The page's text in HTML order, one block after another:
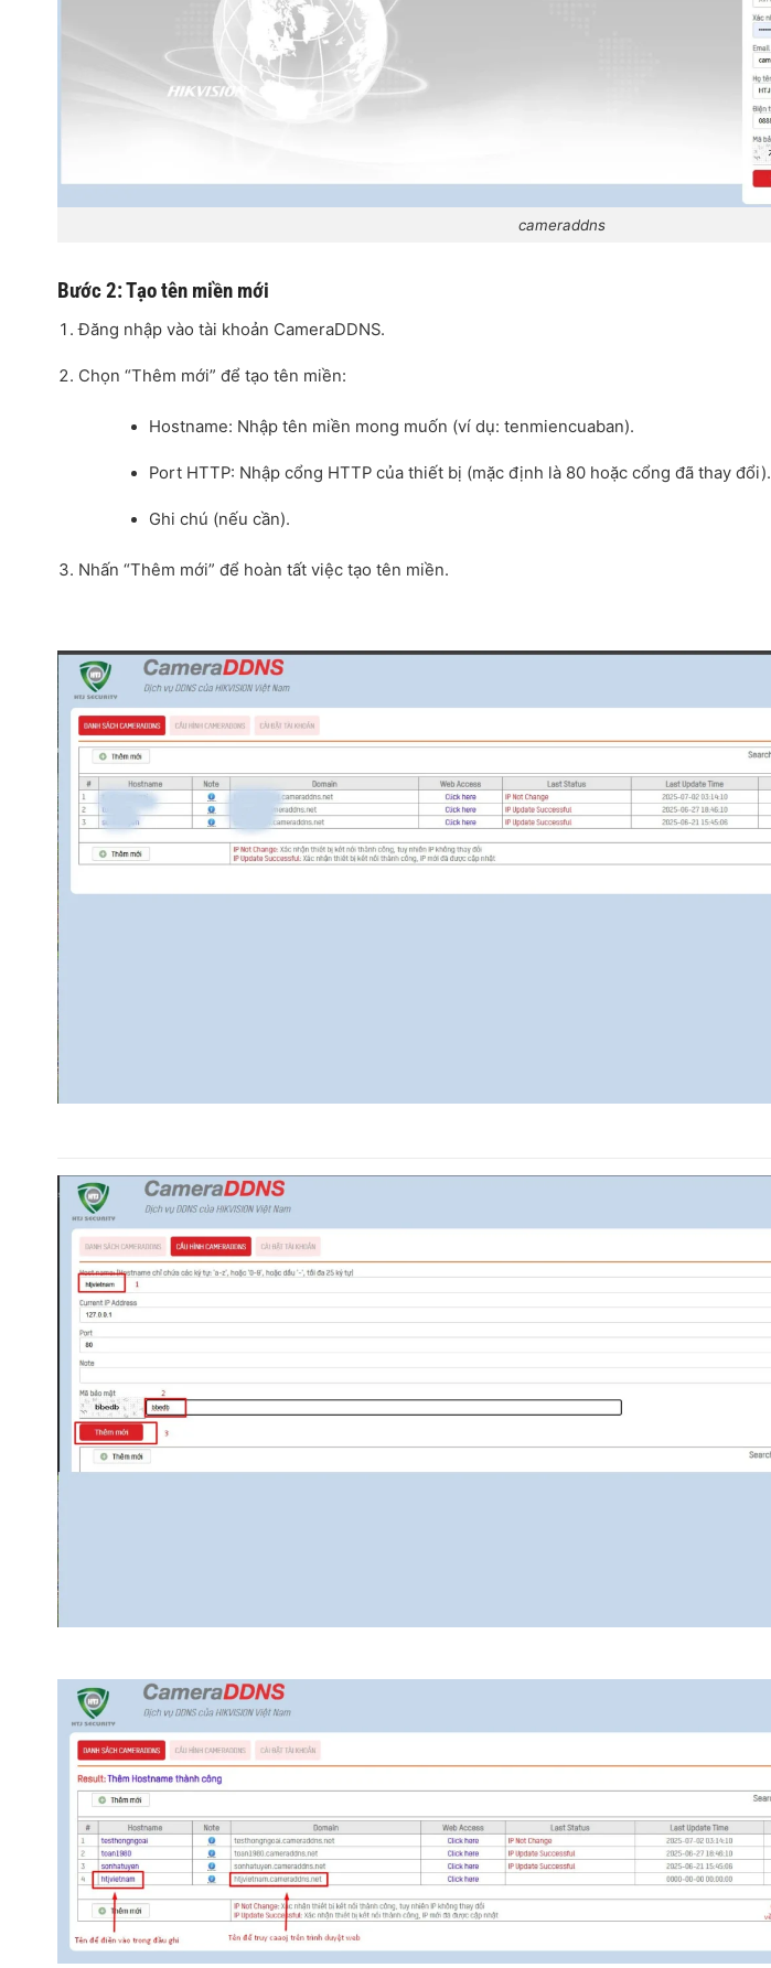
cameraddns
Bước 2: Tạo tên miền mới
Đăng nhập vào tài khoản CameraDDNS.
Chọn “Thêm mới” để tạo tên miền:
Hostname: Nhập tên miền mong muốn (ví dụ: tenmiencuaban).
Port HTTP: Nhập cổng HTTP của thiết bị (mặc định là 80 hoặc cổng đã thay đổi).
Ghi chú (nếu cần).
Nhấn “Thêm mới” để hoàn tất việc tạo tên miền.